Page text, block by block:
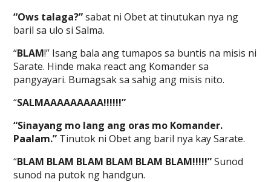
“Ows talaga?”sabat ni Obet at tinutukan nya ng
baril sa ulo si Salma.
“BLAM!” Isang bala ang tumapos sa buntis na misis ni
Sarate. Hinde maka react ang Komander sa
pangyayari. Bumagsak sa sahig ang misis nito.
“SALMAAAAAAAAA!!!!!!”
“Sinayang mo lang ang oras mo Komander.
Paalam.” Tinutok ni Obet ang baril nya kay Sarate.
“BLAM BLAM BLAM BLAM BLAM BLAM!!!!!”Sunod
sunod na putok ng handgun.